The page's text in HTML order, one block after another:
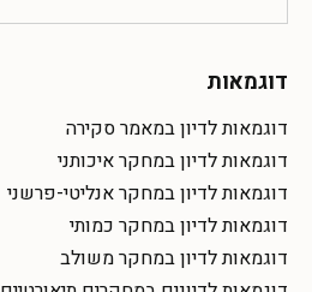
דוגמאות
דוגמאות לדיון במאמר סקירה
דוגמאות לדיון במחקר איכותני
דוגמאות לדיון במחקר אנליטי-פרשני
דוגמאות לדיון במחקר כמותי
דוגמאות לדיון במחקר משולב